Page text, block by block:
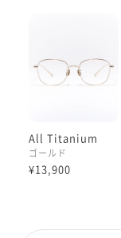
All Titanium
ゴールド
¥13,900